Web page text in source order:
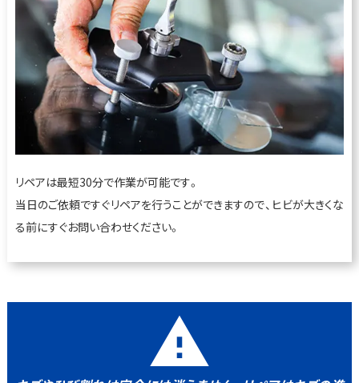
リペアは最短30分で作業が可能です。
当日のご依頼ですぐリペアを行うことができますので、ヒビが大きくな
る前にすぐお問い合わせください。
warning